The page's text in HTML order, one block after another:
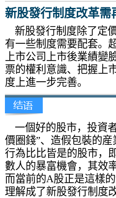
新股發行制度改革需
新股發行制度除了定
有一些制度需要配套。
上市公司上市後業績變
票的權利意識、把握上
度上進一步完善。
一個好的股市，投資
價圈錢”、造假包裝的
行為比比皆是的股市，
數人的暴富機會，其效
而當前的A股正是這樣
理解成了新股發行制度